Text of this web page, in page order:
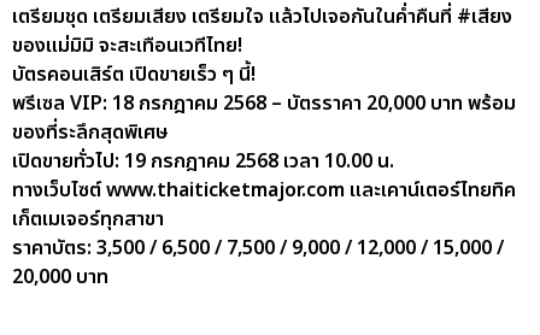
เตรียมชุด เตรียมเสียง เตรียมใจ แล้วไปเจอกันในค่ำคืนที่ #เสียง
ของแม่มิมิ จะสะเทือนเวทีไทย!
บัตรคอนเสิร์ต เปิดขายเร็ว ๆ นี้!
พรีเซล VIP: 18 กรกฎาคม 2568 – บัตรราคา 20,000 บาท พร้อม
ของที่ระลึกสุดพิเศษ
เปิดขายทั่วไป: 19 กรกฎาคม 2568 เวลา 10.00 น.
ทางเว็บไซต์ www.thaiticketmajor.com และเคาน์เตอร์ไทยทิค
เก็ตเมเจอร์ทุกสาขา
ราคาบัตร: 3,500 / 6,500 / 7,500 / 9,000 / 12,000 / 15,000 /
20,000 บาท